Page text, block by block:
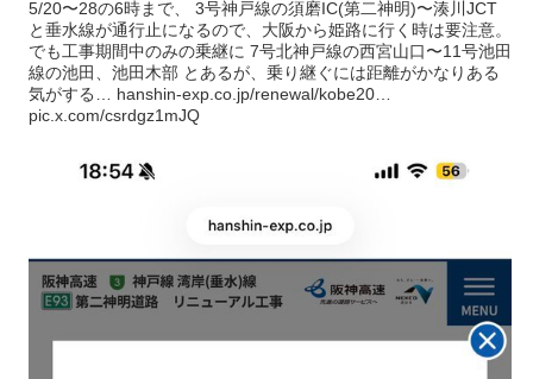
5/20〜28の6時まで、 3号神戸線の須磨IC(第二神明)〜湊川JCT
と垂水線が通行止になるので、大阪から姫路に行く時は要注意。
でも工事期間中のみの乗継に 7号北神戸線の西宮山口〜11号池田
線の池田、池田木部 とあるが、乗り継ぐには距離がかなりある
気がする… hanshin-exp.co.jp/renewal/kobe20…
pic.x.com/csrdgz1mJQ